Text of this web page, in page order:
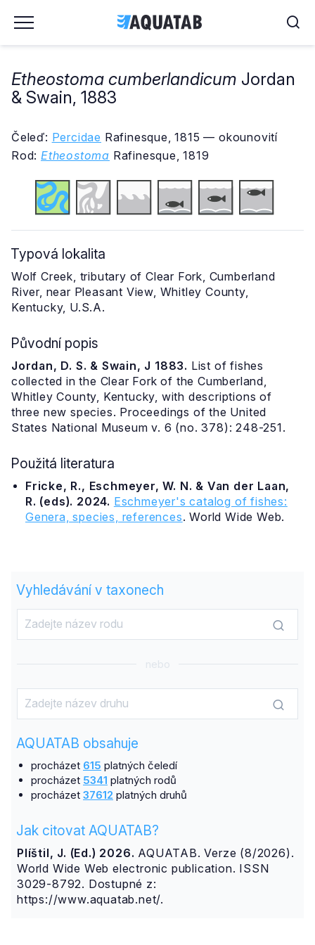
Etheostoma cumberlandicum Jordan
& Swain, 1883
Čeleď: Percidae Rafinesque, 1815 — okounovití
Rod: Etheostoma Rafinesque, 1819
Typová lokalita
Wolf Creek, tributary of Clear Fork, Cumberland
River, near Pleasant View, Whitley County,
Kentucky, U.S.A.
Původní popis
Jordan, D. S. & Swain, J 1883. List of fishes
collected in the Clear Fork of the Cumberland,
Whitley County, Kentucky, with descriptions of
three new species. Proceedings of the United
States National Museum v. 6 (no. 378): 248-251.
Použitá literatura
Fricke, R., Eschmeyer, W. N. & Van der Laan,
R. (eds). 2024. Eschmeyer's catalog of fishes:
Genera, species, references. World Wide Web.
Vyhledávání v taxonech
nebo
AQUATAB obsahuje
procházet 615 platných čeledí
procházet 5341 platných rodů
procházet 37612 platných druhů
Jak citovat AQUATAB?
Plíštil, J. (Ed.) 2026. AQUATAB. Verze (8/2026).
World Wide Web electronic publication. ISSN
3029-8792. Dostupné z:
https://www.aquatab.net/.